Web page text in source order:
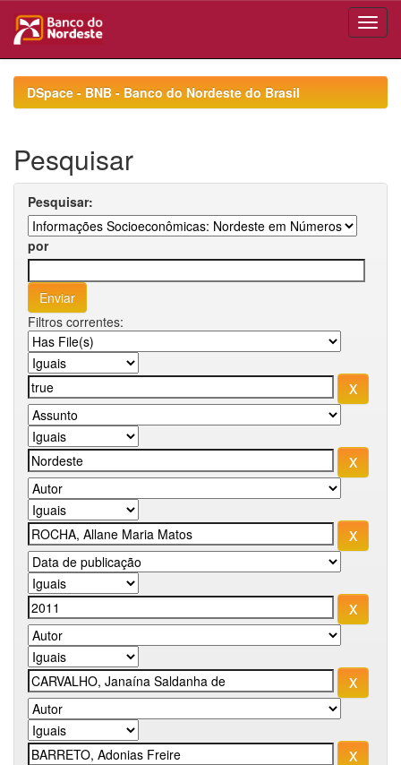
navigationDSpace - BNB - Banco do Nordeste do Brasil
Pesquisar
Pesquisar:
por
Filtros correntes: